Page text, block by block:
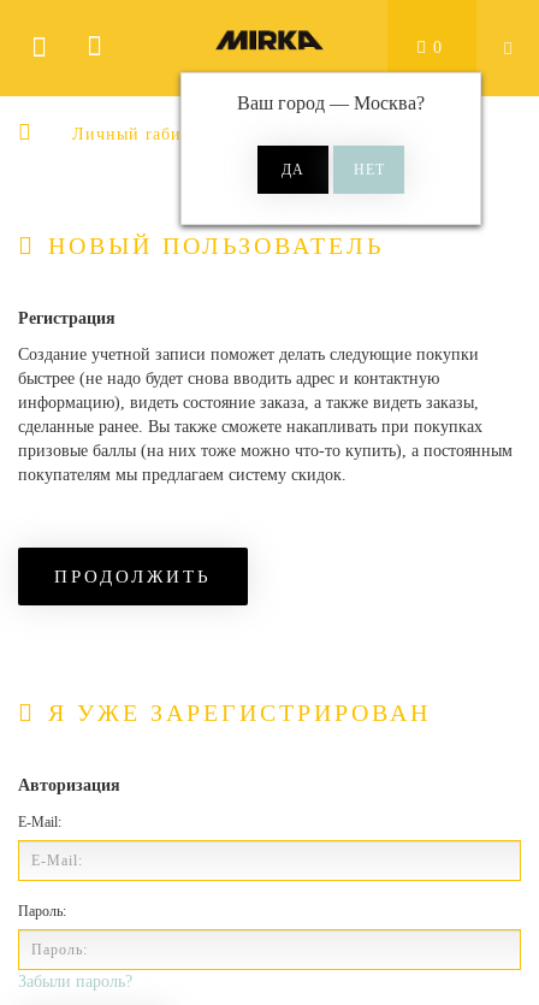
Ваш город — Москва?
0
Личный rабинет
НОВЫЙ ПОЛЬЗОВАТЕЛЬ
Регистрация
Создание учетной записи поможет делать следующие покупки
быстрее (не надо будет снова вводить адрес и контактную
информацию), видеть состояние заказа, а также видеть заказы,
сделанные ранее. Вы также сможете накапливать при покупках
призовые баллы (на них тоже можно что-то купить), а постоянным
покупателям мы предлагаем систему скидок.
ПРОДОЛЖИТЬ
Я УЖЕ ЗАРЕГИСТРИРОВАН
Авторизация
E-Mail:
Пароль:
Забыли пароль?